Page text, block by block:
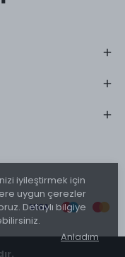
iyileştirmek için
uygun çerezler
Detaylı bilgiye
Anladım